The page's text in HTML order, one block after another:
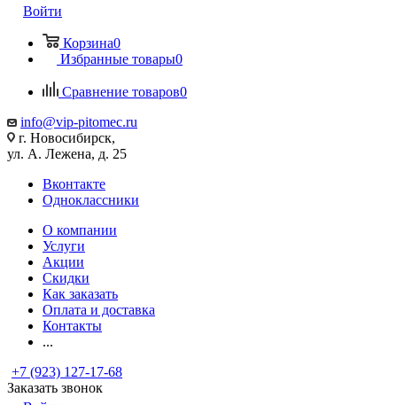
Войти
Корзина0
Избранные товары0
Сравнение товаров0
info@vip-pitomec.ru
г. Новосибирск,
ул. А. Лежена, д. 25
Вконтакте
Одноклассники
О компании
Услуги
Акции
Скидки
Как заказать
Оплата и доставка
Контакты
...
+7 (923) 127-17-68
Заказать звонок